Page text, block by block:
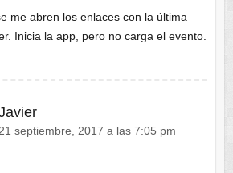
me abren los enlaces con la última
Inicia la app, pero no carga el evento.
septiembre, 2017 a las 7:05 pm